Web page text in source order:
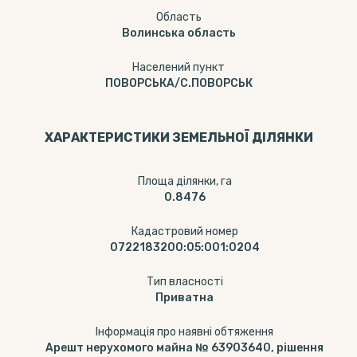
Область
Волинська область
Населений пункт
ПОВОРСЬКА/С.ПОВОРСЬК
ХАРАКТЕРИСТИКИ ЗЕМЕЛЬНОЇ ДІЛЯНКИ
Площа ділянки, га
0.8476
Кадастровий номер
0722183200:05:001:0204
Тип власності
Приватна
Інформація про наявні обтяження
Арешт нерухомого майна № 63903640, рішення